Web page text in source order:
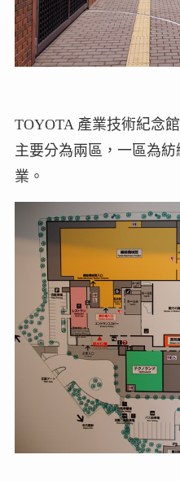
TOYOTA 產業技術紀念
主要分為兩區，一區為
業。